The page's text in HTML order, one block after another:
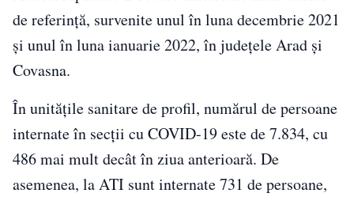
de referință, survenite unul în luna decembrie 2021
și unul în luna ianuarie 2022, în județele Arad și
Covasna.
În unitățile sanitare de profil, numărul de persoane
internate în secții cu COVID-19 este de 7.834, cu
486 mai mult decât în ziua anterioară. De
asemenea, la ATI sunt internate 731 de persoane,